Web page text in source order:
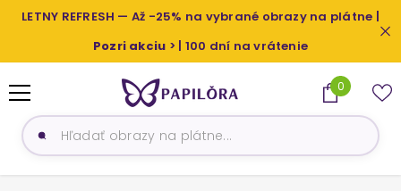
PRESKOČIŤ NA OBSAH
LETNY REFRESH — Až -25% na vybrané obrazy na plátne |
Pozri akciu > | 100 dní na vrátenie
0
0
produkty